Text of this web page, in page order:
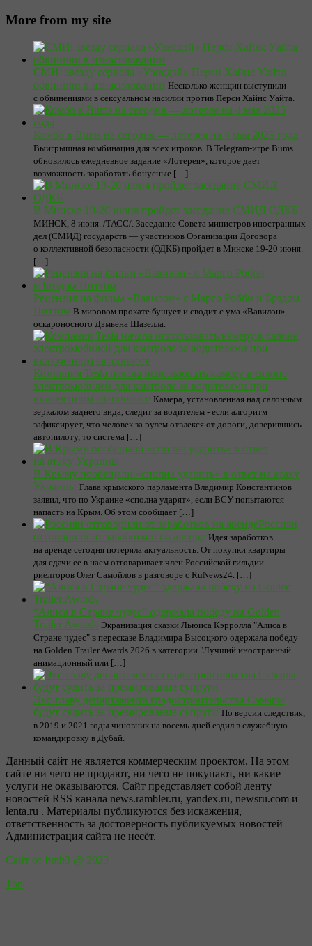
More from my site
СМИ: звезду сериала «Уэнсдэй» Перси Хайнс Уайта
обвинили в изнасиловании Несколько женщин выступили
с обвинениями в сексуальном насилии против Перси Хайнс Уайта.
Комбо в Bums на сегодня — лотерея на 4 мая 2025 года
Выигрышная комбинация для всех игроков. В Telegram-игре Bums
обновилось ежедневное задание «Лотерея», которое дает
возможность заработать бонусные […]
В Минске 19-20 июня пройдет заседание СМИД ОДКБ
МИНСК, 8 июня. /ТАСС/. Заседание Совета министров иностранных
дел (СМИД) государств — участников Организации Договора
о коллективной безопасности (ОДКБ) пройдет в Минске 19-20 июня.
[…]
Рецензия на фильм «Вавилон» с Марго Робби и Брэдом
Питтом В мировом прокате бушует и сводит с ума «Вавилон»
оскароносного Дэмьена Шазелла.
Компания Tesla начала использовать камеру в салоне
электромобилей для контроля за водителями при
включенном автопилоте Камера, установленная над салонным
зеркалом заднего вида, следит за водителем - если алгоритм
зафиксирует, что человек за рулем отвлекся от дороги, доверившись
автопилоту, то система […]
В Крыму пообещали «сполна ударить» в ответ на атаку
Украины Глава крымского парламента Владимир Константинов
заявил, что по Украине «сполна ударят», если ВСУ попытаются
напасть на Крым. Об этом сообщает […]
Россиян
отговорили от заработков на аренде Идея заработков
на аренде сегодня потеряла актуальность. От покупки квартиры
для сдачи ее в наем отговаривает член Российской гильдии
риелторов Олег Самойлов в разговоре с RuNews24. […]
“Алиса в Стране чудес” одержала победу на Golden
Trailer Awards Экранизация сказки Льюиса Кэрролла "Алиса в
Стране чудес" в пересказе Владимира Высоцкого одержала победу
на Golden Trailer Awards 2026 в категории "Лучший иностранный
анимационный или […]
Экс-главу департамента градостроительства Самары
будут судить за премирование супруги По версии следствия,
в 2019 и 2021 годы чиновник на восемь дней ездил в служебную
командировку в Дубай.
Данный сайт не является коммерческим проектом. На этом
сайте ни чего не продают, ни чего не покупают, ни какие
услуги не оказываются. Сайт представляет собой ленту
новостей RSS канала news.rambler.ru, yandex.ru, newsru.com и
lenta.ru . Материалы публикуются без искажения,
ответственность за достоверность публикуемых новостей
Администрация сайта не несёт.
Сайт от bmb3 @ 2023
Top